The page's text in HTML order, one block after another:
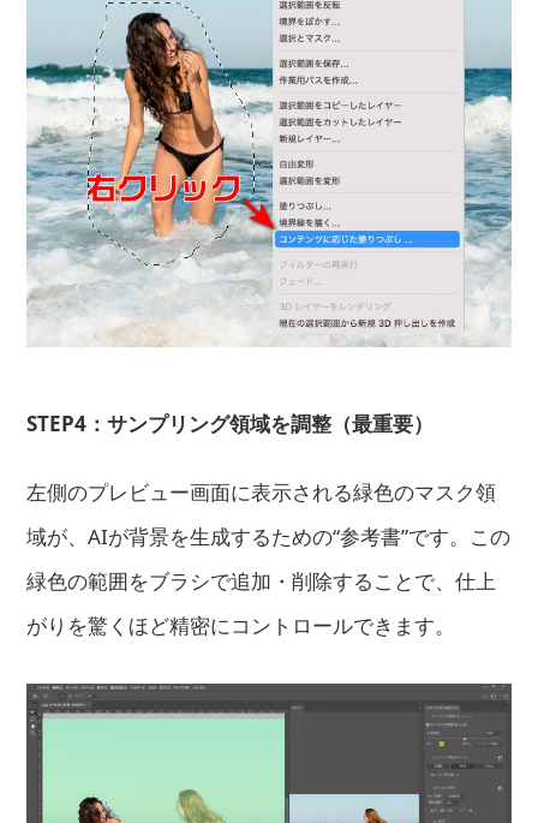
STEP4：サンプリング領域を調整（最重要）
左側のプレビュー画面に表示される緑色のマスク領
域が、AIが背景を生成するための“参考書”です。この
緑色の範囲をブラシで追加・削除することで、仕上
がりを驚くほど精密にコントロールできます。